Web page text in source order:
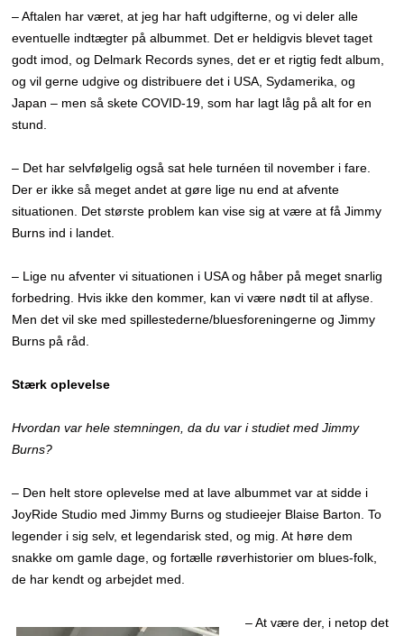
– Aftalen har været, at jeg har haft udgifterne, og vi deler alle
eventuelle indtægter på albummet. Det er heldigvis blevet taget
godt imod, og Delmark Records synes, det er et rigtig fedt album,
og vil gerne udgive og distribuere det i USA, Sydamerika, og
Japan – men så skete COVID-19, som har lagt låg på alt for en
stund.
– Det har selvfølgelig også sat hele turnéen til november i fare.
Der er ikke så meget andet at gøre lige nu end at afvente
situationen. Det største problem kan vise sig at være at få Jimmy
Burns ind i landet.
– Lige nu afventer vi situationen i USA og håber på meget snarlig
forbedring. Hvis ikke den kommer, kan vi være nødt til at aflyse.
Men det vil ske med spillestederne/bluesforeningerne og Jimmy
Burns på råd.
Stærk oplevelse
Hvordan var hele stemningen, da du var i studiet med Jimmy
Burns?
– Den helt store oplevelse med at lave albummet var at sidde i
JoyRide Studio med Jimmy Burns og studieejer Blaise Barton. To
legender i sig selv, et legendarisk sted, og mig. At høre dem
snakke om gamle dage, og fortælle røverhistorier om blues-folk,
de har kendt og arbejdet med.
– At være der, i netop det